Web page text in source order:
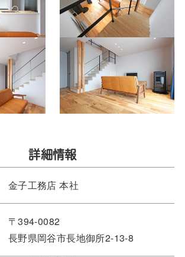
詳細情報
金子工務店 本社
〒394-0082
長野県岡谷市長地御所2-13-8